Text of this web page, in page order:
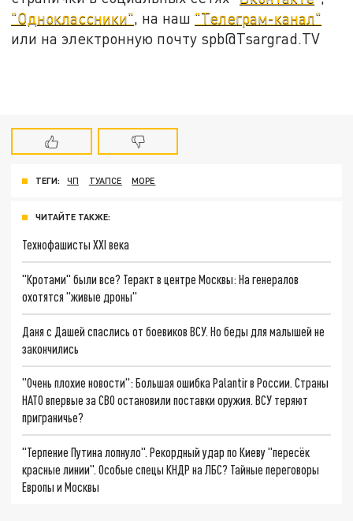
"Одноклассники", на наш "Телеграм-канал"
или на электронную почту spb@Tsargrad.TV
ТЕГИ: ЧП ТУАПСЕ МОРЕ
ЧИТАЙТЕ ТАКЖЕ:
Технофашисты XXI века
"Кротами" были все? Теракт в центре Москвы: На генералов
охотятся "живые дроны"
Даня с Дашей спаслись от боевиков ВСУ. Но беды для малышей не
закончились
"Очень плохие новости": Большая ошибка Palantir в России. Страны
НАТО впервые за СВО остановили поставки оружия. ВСУ теряют
приграничье?
"Терпение Путина лопнуло". Рекордный удар по Киеву "пересёк
красные линии". Особые спецы КНДР на ЛБС? Тайные переговоры
Европы и Москвы